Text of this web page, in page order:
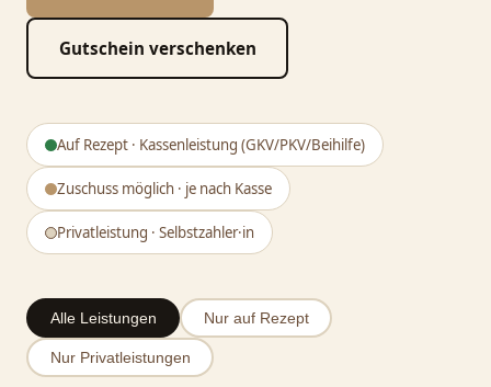
Gutschein verschenken
Auf Rezept · Kassenleistung (GKV/PKV/Beihilfe)
Zuschuss möglich · je nach Kasse
Privatleistung · Selbstzahler·in
Alle Leistungen Nur auf Rezept
Nur Privatleistungen